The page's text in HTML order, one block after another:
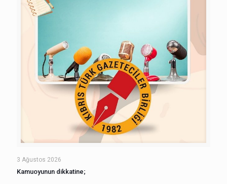
3 Ağustos 2026
Kamuoyunun dikkatine;